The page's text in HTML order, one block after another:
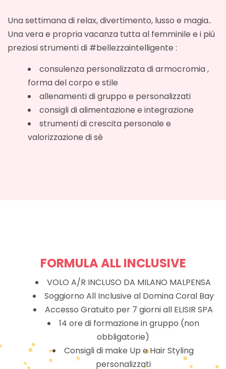
Una settimana di relax, divertimento, lusso e magia..
Una vera e propria vacanza tutta al femminile e i più
preziosi strumenti di #bellezzaintelligente :
consulenza personalizzata di armocromia ,
forma del corpo e stile
allenamenti di gruppo e personalizzati
consigli di alimentazione e integrazione
strumenti di crescita personale e
valorizzazione di sè
FORMULA ALL INCLUSIVE
VOLO A/R INCLUSO DA MILANO MALPENSA
Soggiorno All Inclusive al Domina Coral Bay
Accesso Gratuito per 7 giorni all ELISIR SPA
14 ore di formazione in gruppo (non
obbligatorie)
Consigli di make Up e Hair Styling
personalizzati